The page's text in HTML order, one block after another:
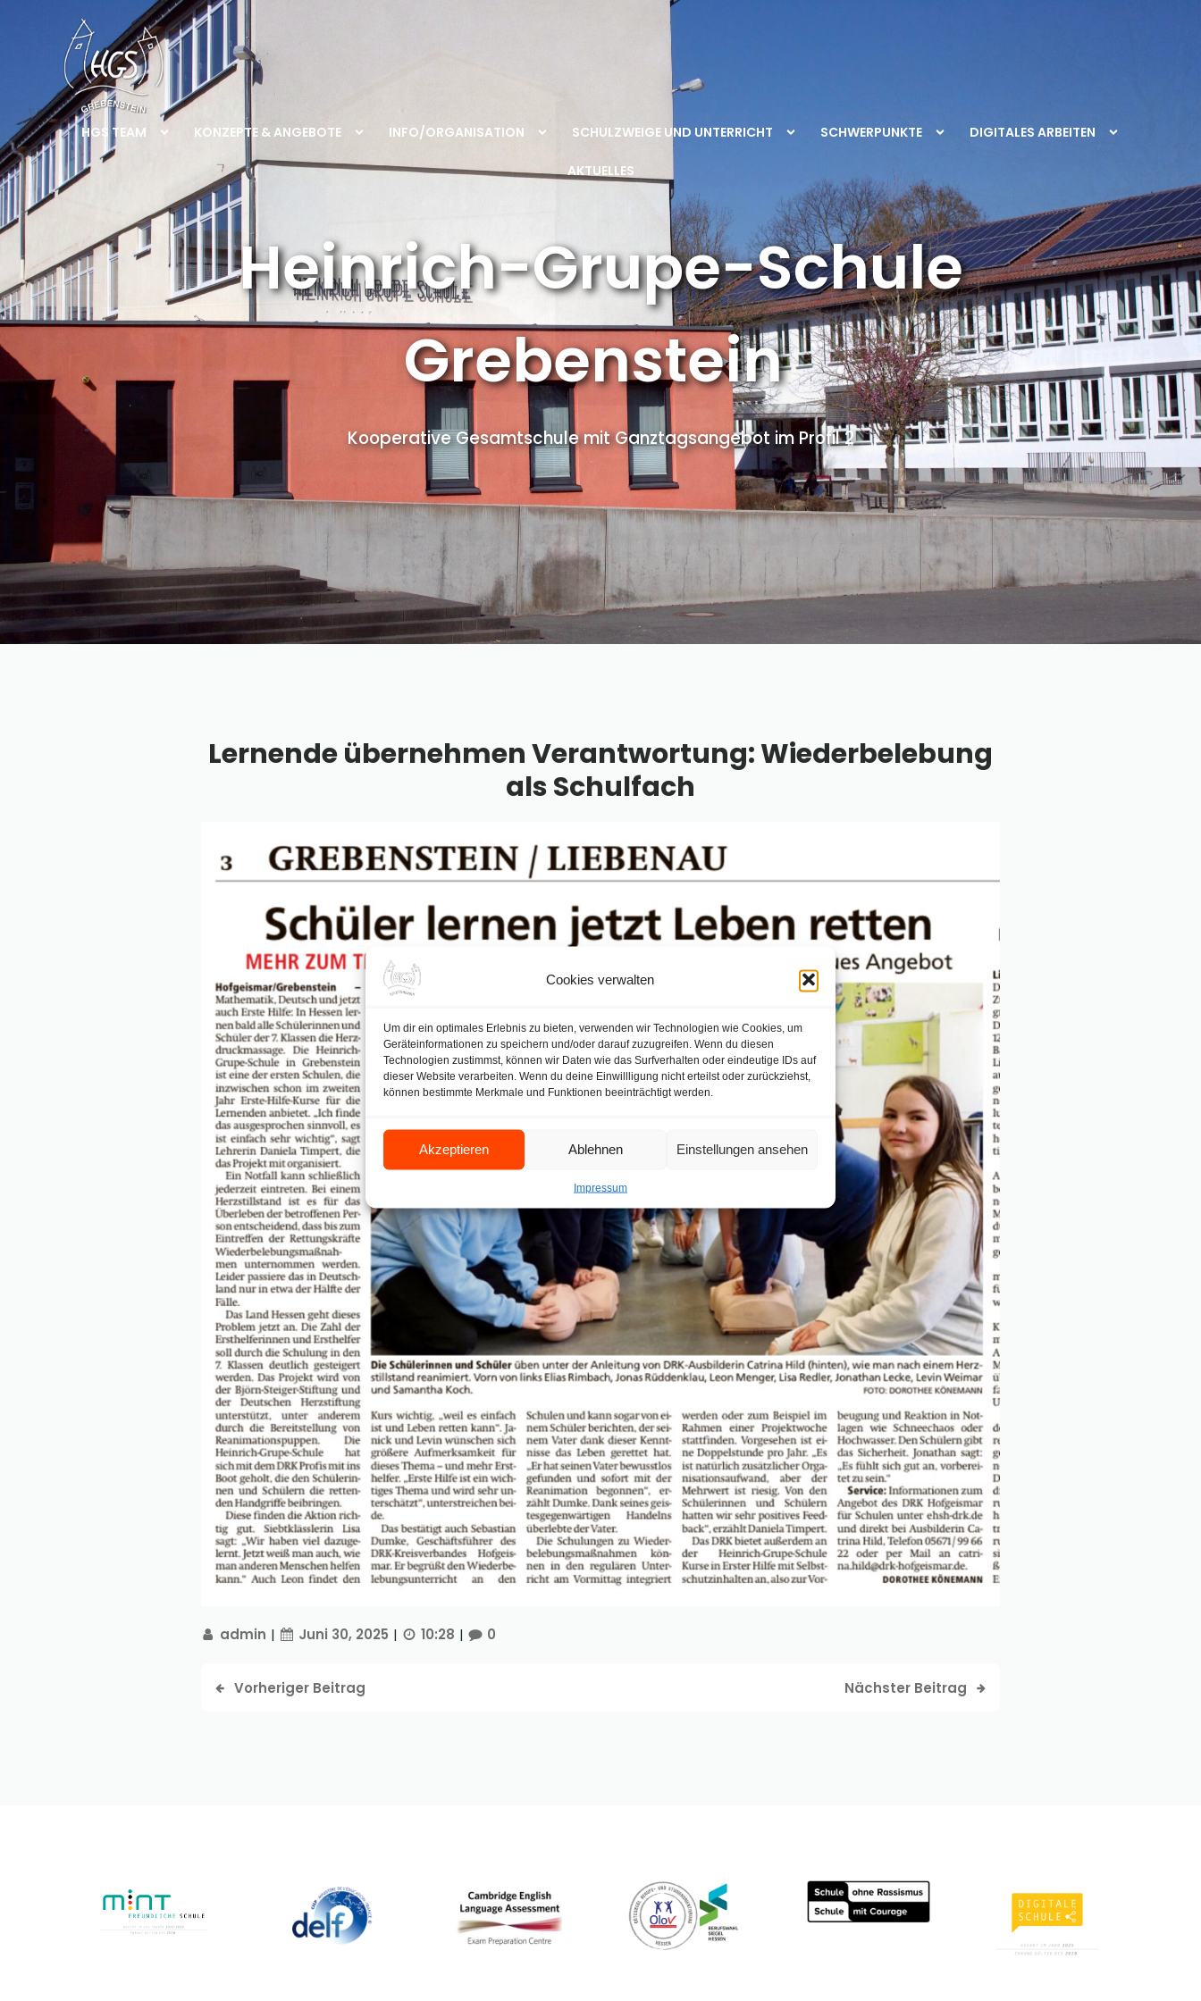
Cookies verwalten
Um dir ein optimales Erlebnis zu bieten, verwenden wir Technologien wie Cookies, um
Geräteinformationen zu speichern und/oder darauf zuzugreifen. Wenn du diesen
Technologien zustimmst, können wir Daten wie das Surfverhalten oder eindeutige IDs auf
dieser Website verarbeiten. Wenn du deine Einwillligung nicht erteilst oder zurückziehst,
können bestimmte Merkmale und Funktionen beeinträchtigt werden.
Akzeptieren Ablehnen Einstellungen ansehen
Impressum
HGS TEAM KONZEPTE & ANGEBOTE INFO/ORGANISATION SCHULZWEIGE UND UNTERRICHT SCHWERPUNKTE DIGITALES ARBEITEN
AKTUELLES
Heinrich-Grupe-Schule
Grebenstein
Kooperative Gesamtschule mit Ganztagsangebot im Profil 2
Lernende übernehmen Verantwortung: Wiederbelebung
als Schulfach
admin | Juni 30, 2025 | 10:28 | 0
Vorheriger Beitrag Nächster Beitrag